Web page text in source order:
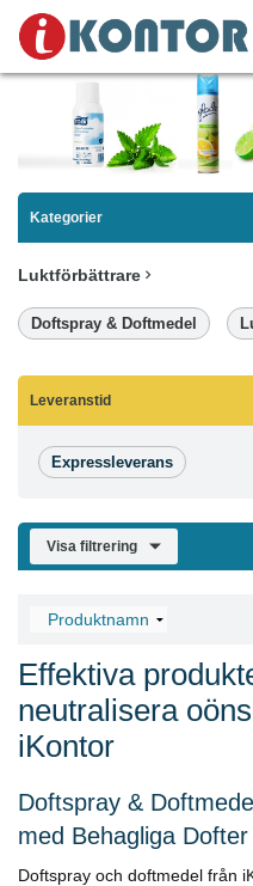
Kategorier
Luktförbättrare
Doftspray & Doftmedel
Leveranstid
Expressleverans
Visa filtrering
Effektiva
neutralisera
iKontor
Doftspray &
med Behagliga
Doftspray och doftmedel från